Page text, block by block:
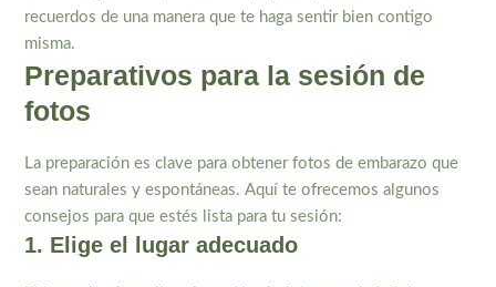
recuerdos de una manera que te haga sentir bien contigo
misma.
Preparativos para la sesión de
fotos
La preparación es clave para obtener fotos de embarazo que
sean naturales y espontáneas. Aquí te ofrecemos algunos
consejos para que estés lista para tu sesión:
1. Elige el lugar adecuado